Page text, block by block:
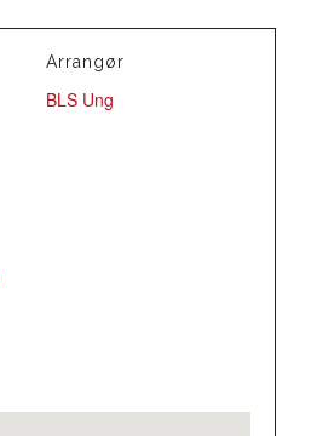
Arrangør
BLS Ung